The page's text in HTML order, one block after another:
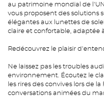
au patrimoine mondial de
vous proposent des solutions
élégantes aux lunettes de
claire et confortable, adaptée
Redécouvrez le plaisir
Ne laissez pas les troubles
environnement. Écoutez le
les rires des convives lors de
conversations animées du